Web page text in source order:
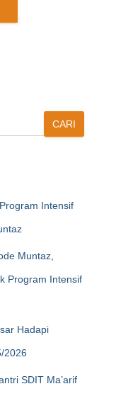
CARI
Intensif
Muntaz,
Program Intensif
Hadapi
2026
SDIT Ma’arif